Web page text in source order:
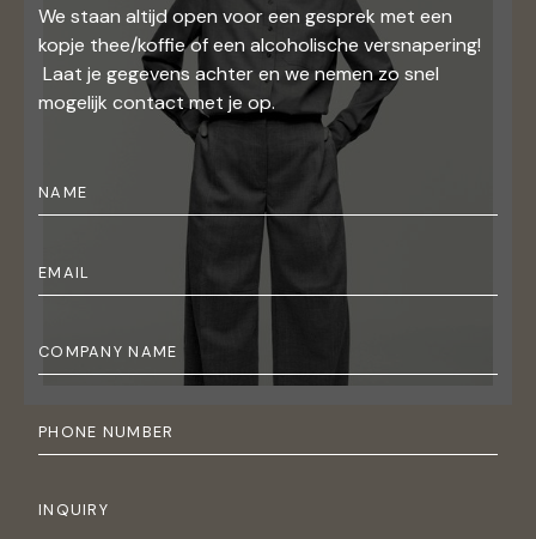
We staan altijd open voor een gesprek met een
kopje thee/koffie of een alcoholische versnapering!
Laat je gegevens achter en we nemen zo snel
mogelijk contact met je op.